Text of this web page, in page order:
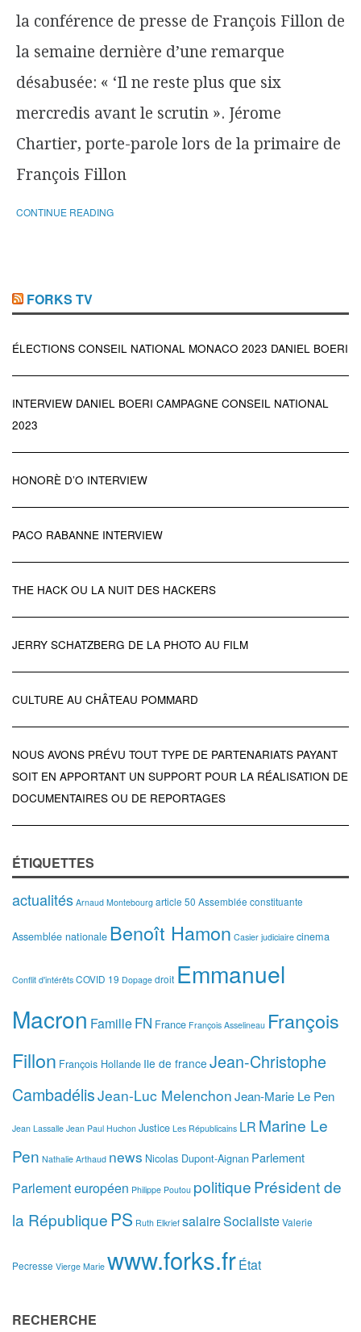
la conférence de presse de François Fillon de
la semaine dernière d’une remarque
désabusée: « ‘Il ne reste plus que six
mercredis avant le scrutin ». Jérome
Chartier, porte-parole lors de la primaire de
François Fillon
CONTINUE READING
FORKS TV
ÉLECTIONS CONSEIL NATIONAL MONACO 2023 DANIEL BOERI
INTERVIEW DANIEL BOERI CAMPAGNE CONSEIL NATIONAL
2023
HONORÈ D’O INTERVIEW
PACO RABANNE INTERVIEW
THE HACK OU LA NUIT DES HACKERS
JERRY SCHATZBERG DE LA PHOTO AU FILM
CULTURE AU CHÂTEAU POMMARD
NOUS AVONS PRÉVU TOUT TYPE DE PARTENARIATS PAYANT
SOIT EN APPORTANT UN SUPPORT POUR LA RÉALISATION DE
DOCUMENTAIRES OU DE REPORTAGES
ÉTIQUETTES
actualités Arnaud Montebourg article 50 Assemblée constituante
Assemblée nationale Benoît Hamon Casier judiciaire cinema
Conflit d'intérêts COVID 19 Dopage droit Emmanuel
Macron FamilleFN France François Asselineau François
Fillon François Hollande Ile de france Jean-Christophe
CambadélisJean-Luc MelenchonJean-Marie Le Pen
Jean Lassalle Jean Paul Huchon Justice Les Républicains LR Marine Le
Pen Nathalie Arthaud news Nicolas Dupont-Aignan Parlement
Parlement européen Philippe Poutou politiquePrésident de
la République PS Ruth Elkrief salaireSocialisteValerie
Pecresse Vierge Marie www.forks.frÉtat
RECHERCHE